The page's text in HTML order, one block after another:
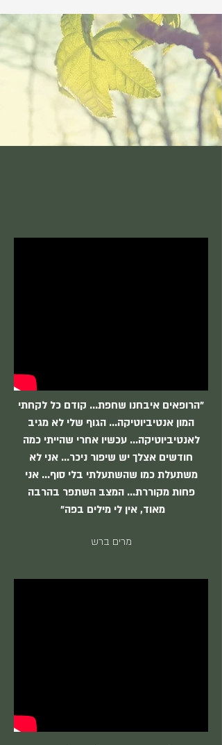
"הרופאים איבחנו שחפת... קודם כל לקחתי
המון אנטיביוטיקה... הגוף שלי לא מגיב
לאנטיביוטיקה... עכשיו אחרי שהייתי כמה
חודשים אצלך יש שיפור ניכר... אני לא
משתעלת כמו שהשתעלתי בלי סוף... אני
פחות מקוררת... המצב השתפר בהרבה
מאוד, אין לי מילים בפה"
מרים ברש